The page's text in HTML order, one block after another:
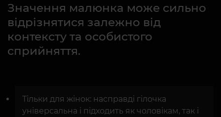
Значення малюнка може сильно
відрізнятися залежно від
контексту та особистого
сприйняття.
Тільки для жінок: насправді гілочка
універсальна і підходить як чоловікам, так і